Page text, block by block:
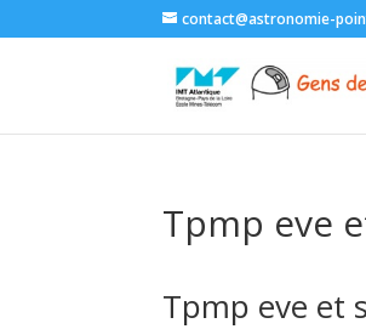
contact@astronomie-
Tpmp eve
Tpmp eve et